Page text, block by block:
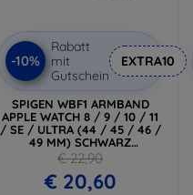
-10%
Rabatt
mit
Gutschein
EXTRA10
SPIGEN WBF1 ARMBAND
APPLE WATCH 8 / 9 / 10 / 11
/ SE / ULTRA (44 / 45 / 46 /
49 MM) SCHWARZ
(AMP10144)
€ 22,90
€ 20,60